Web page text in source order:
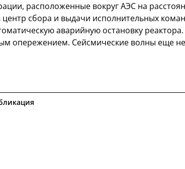
расположенные вокруг АЭС на
сбора и выдачи исполнительных
аварийную остановку
опережением. Сейсмические волны еще